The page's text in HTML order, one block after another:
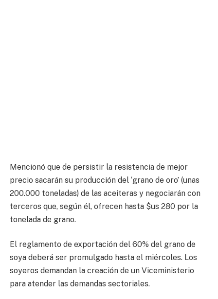
Mencionó que de persistir la resistencia de mejor
precio sacarán su producción del ‘grano de oro’ (unas
200.000 toneladas) de las aceiteras y negociarán con
terceros que, según él, ofrecen hasta $us 280 por la
tonelada de grano.
El reglamento de exportación del 60% del grano de
soya deberá ser promulgado hasta el miércoles. Los
soyeros demandan la creación de un Viceministerio
para atender las demandas sectoriales.